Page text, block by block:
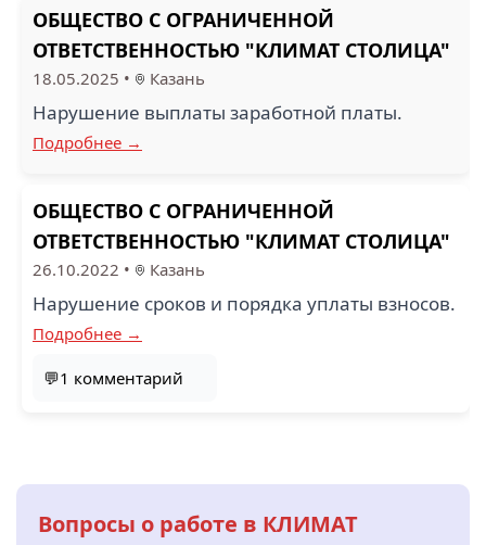
ОБЩЕСТВО С ОГРАНИЧЕННОЙ
ОТВЕТСТВЕННОСТЬЮ "КЛИМАТ СТОЛИЦА"
18.05.2025 • Казань
Нарушение выплаты заработной платы.
Подробнее →
ОБЩЕСТВО С ОГРАНИЧЕННОЙ
ОТВЕТСТВЕННОСТЬЮ "КЛИМАТ СТОЛИЦА"
26.10.2022 • Казань
Нарушение сроков и порядка уплаты взносов.
Подробнее →
💬1 комментарий
Вопросы о работе в КЛИМАТ